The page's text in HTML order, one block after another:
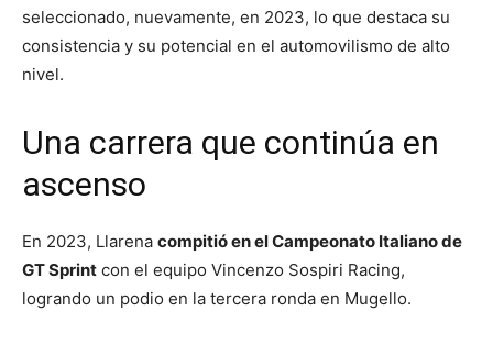
seleccionado, nuevamente, en 2023, lo que destaca su
consistencia y su potencial en el automovilismo de alto
nivel.
Una carrera que continúa en
ascenso
En 2023, Llarena compitió en el Campeonato Italiano de
GT Sprint con el equipo Vincenzo Sospiri Racing,
logrando un podio en la tercera ronda en Mugello.